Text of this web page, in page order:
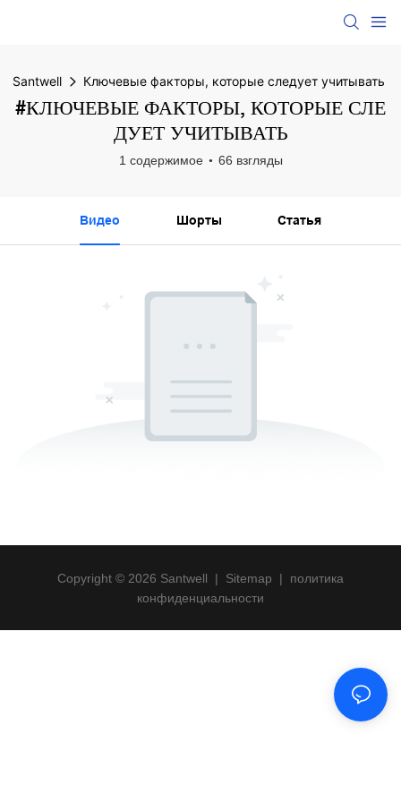
Santwell Ключевые факторы, которые следует учитывать
#КЛЮЧЕВЫЕ ФАКТОРЫ, КОТОРЫЕ СЛЕ
ДУЕТ УЧИТЫВАТЬ
1 содержимое 66 взгляды
Видео Шорты Статья
Copyright © 2026 Santwell | Sitemap | политика
конфиденциальности